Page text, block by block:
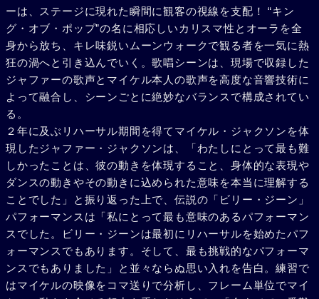
ーは、ステージに現れた瞬間に観客の視線を支配！ “キン
グ・オブ・ポップ”の名に相応しいカリスマ性とオーラを全
身から放ち、キレ味鋭いムーンウォークで観る者を一気に熱
狂の渦へと引き込んでいく。歌唱シーンは、現場で収録した
ジャファーの歌声とマイケル本人の歌声を高度な音響技術に
よって融合し、シーンごとに絶妙なバランスで構成されてい
る。
２年に及ぶリハーサル期間を得てマイケル・ジャクソンを体
現したジャファー・ジャクソンは、「わたしにとって最も難
しかったことは、彼の動きを体現すること、身体的な表現や
ダンスの動きやその動きに込められた意味を本当に理解する
ことでした」と振り返った上で、伝説の「ビリー・ジーン」
パフォーマンスは「私にとって最も意味のあるパフォーマン
スでした。ビリー・ジーンは最初にリハーサルを始めたパフ
ォーマンスでもあります。そして、最も挑戦的なパフォーマ
ンスでもありました」と並々ならぬ思い入れを告白。練習で
はマイケルの映像をコマ送りで分析し、フレーム単位でマイ